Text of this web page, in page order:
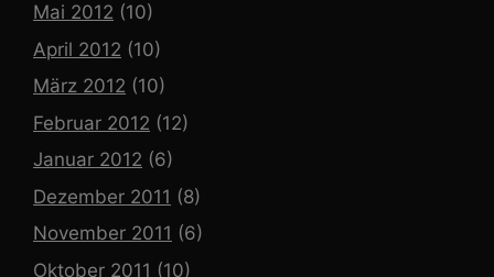
Mai 2012 (10)
April 2012 (10)
März 2012 (10)
Februar 2012 (12)
Januar 2012 (6)
Dezember 2011 (8)
November 2011 (6)
Oktober 2011 (10)